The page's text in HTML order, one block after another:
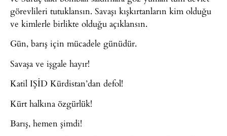
görevlileri tutuklansın. Savaşı kışkırtanların kim olduğu
ve kimlerle birlikte olduğu açıklansın.
Gün, barış için mücadele günüdür.
Savaşa ve işgale hayır!
Katil IŞİD Kürdistan’dan defol!
Kürt halkına özgürlük!
Barış, hemen şimdi!